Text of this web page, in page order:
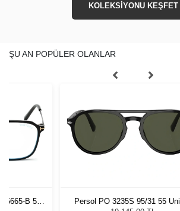
KOLEKSİYONU KEŞFET
ŞU AN POPÜLER OLANLAR
B 54
Persol PO 3235S 95/31 55